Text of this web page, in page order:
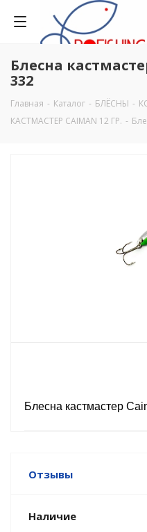
Блесна
332
Главная - Каталог - БЛЁСНЫ -
КАСТМАСТЕР CAIMAN 12 ГР. -
Блесна кастмастер
Отзывы
Наличие